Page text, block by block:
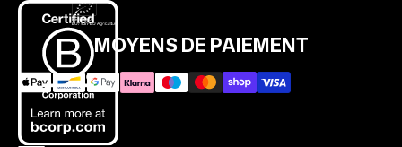
MOYENS DE PAIEMENT